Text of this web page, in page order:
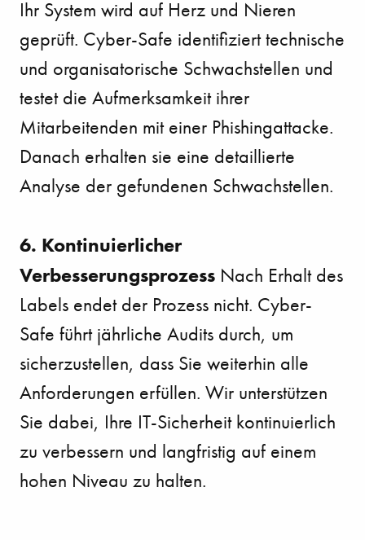
Ihr System wird auf Herz und Nieren
geprüft. Cyber-Safe identifiziert technische
und organisatorische Schwachstellen und
testet die Aufmerksamkeit ihrer
Mitarbeitenden mit einer Phishingattacke.
Danach erhalten sie eine detaillierte
Analyse der gefundenen Schwachstellen.
6. Kontinuierlicher
Verbesserungsprozess Nach Erhalt des
Labels endet der Prozess nicht. Cyber-
Safe führt jährliche Audits durch, um
sicherzustellen, dass Sie weiterhin alle
Anforderungen erfüllen. Wir unterstützen
Sie dabei, Ihre IT-Sicherheit kontinuierlich
zu verbessern und langfristig auf einem
hohen Niveau zu halten.